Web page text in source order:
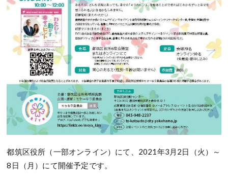
都筑区役所（一部オンライン）にて、2021年3月2日（火）～
8日（月）にて開催予定です。